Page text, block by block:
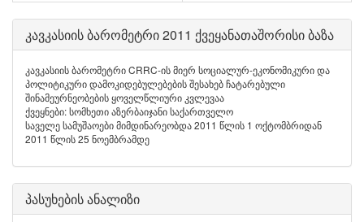
კავკასიის ბარომეტრი 2011 ქვეყანათაშორისი ბაზა
კავკასიის ბარომეტრი CRRC-ის მიერ სოციალურ-ეკონომიკური და
პოლიტიკური დამოკიდებულებების შესახებ ჩატარებული
შინამეურნეობების ყოველწლიური კვლევაა
ქვეყნები: სომხეთი აზერბაიჯანი საქართველო
საველე სამუშაოები მიმდინარეობდა 2011 წლის 1 ოქტომბრიდან
2011 წლის 25 ნოემბრამდე
პასუხების ანალიზი